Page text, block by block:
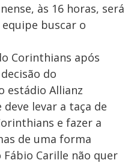
às 16 horas, será
buscar o
Corinthians após
do
estádio Allianz
levar a taça de
e fazer a
de uma forma
Carille não quer